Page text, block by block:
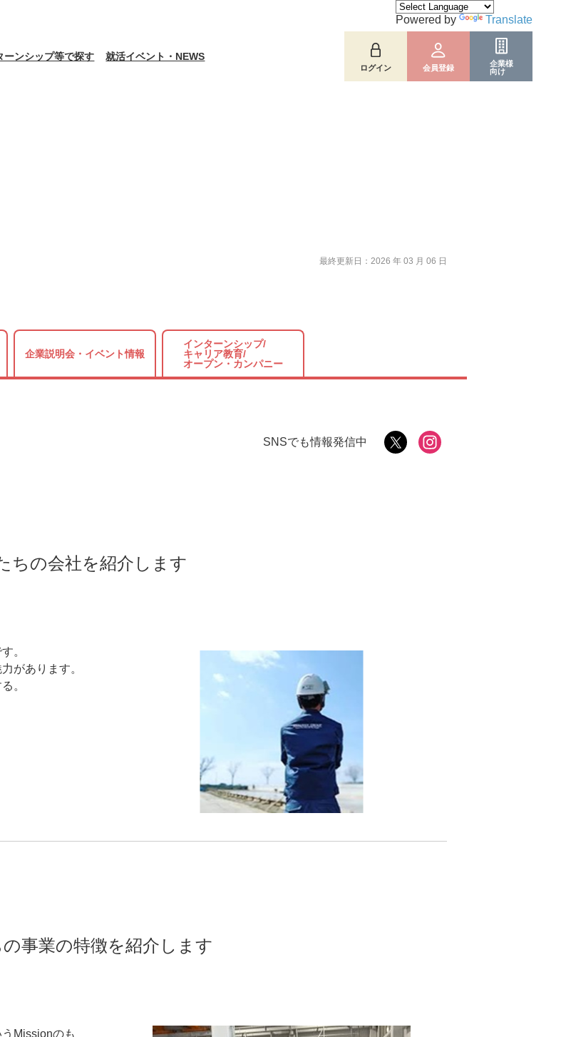
ーンシップ等で探す 就活イベント・NEWS
ログイン 会員登録
企業様
向け
Powered by Translate
最終更新日：2026 年 03 月 06 日
企業説明会・ イベント情報
インターンシップ/
キャリア教育/
オープン・カンパニー
SNSでも情報発信中
ちの会社を紹介します
。
があります。
。
事業の特徴を紹介します
Missionのも